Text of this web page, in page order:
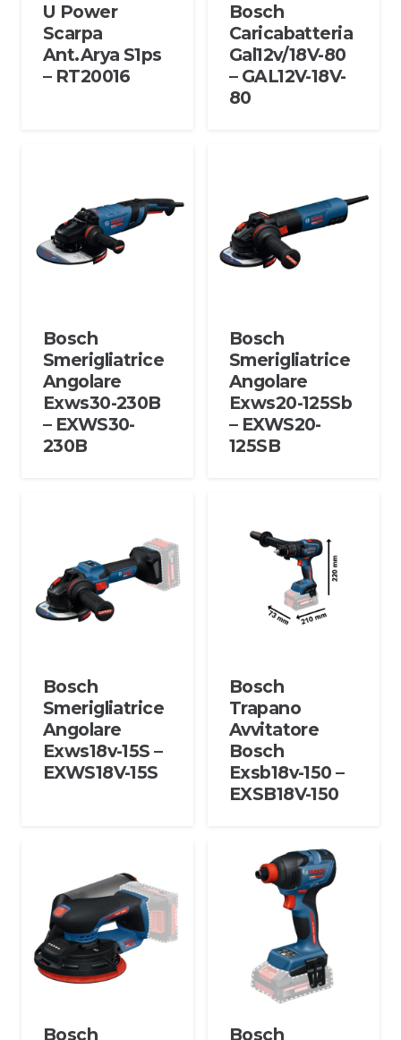
U Power
Scarpa
Ant.Arya S1ps
– RT20016
Bosch
Caricabatteria
Gal12v/18V-80
– GAL12V-18V-
80
Bosch
Smerigliatrice
Angolare
Exws30-230B
– EXWS30-
230B
Bosch
Smerigliatrice
Angolare
Exws20-125Sb
– EXWS20-
125SB
Bosch
Smerigliatrice
Angolare
Exws18v-15S –
EXWS18V-15S
Bosch
Trapano
Avvitatore
Bosch
Exsb18v-150 –
EXSB18V-150
Bosch Bosch